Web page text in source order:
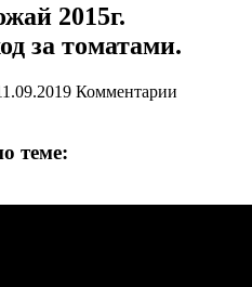
2015г.
за томатами.
Комментарии
теме: